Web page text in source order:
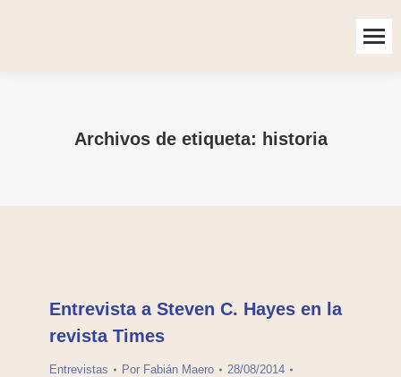
Archivos de etiqueta: historia
Entrevista a Steven C. Hayes en la
revista Times
Entrevistas Por Fabián Maero
28/08/2014